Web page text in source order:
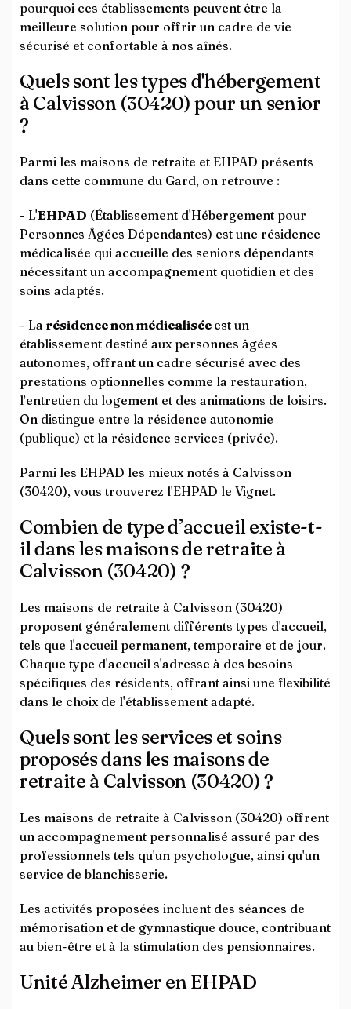
pourquoi ces établissements peuvent être la
meilleure solution pour offrir un cadre de vie
sécurisé et confortable à nos aînés.
Quels sont les types d'hébergement
à Calvisson (30420) pour un senior
?
Parmi les maisons de retraite et EHPAD présents
dans cette commune du Gard, on retrouve :
- L'EHPAD (Établissement d'Hébergement pour
Personnes Âgées Dépendantes) est une résidence
médicalisée qui accueille des seniors dépendants
nécessitant un accompagnement quotidien et des
soins adaptés.
- La résidence non médicalisée est un
établissement destiné aux personnes âgées
autonomes, offrant un cadre sécurisé avec des
prestations optionnelles comme la restauration,
l’entretien du logement et des animations de loisirs.
On distingue entre la résidence autonomie
(publique) et la résidence services (privée).
Parmi les EHPAD les mieux notés à Calvisson
(30420), vous trouverez l'EHPAD le Vignet.
Combien de type d’accueil existe-t-
il dans les maisons de retraite à
Calvisson (30420) ?
Les maisons de retraite à Calvisson (30420)
proposent généralement différents types d'accueil,
tels que l'accueil permanent, temporaire et de jour.
Chaque type d'accueil s'adresse à des besoins
spécifiques des résidents, offrant ainsi une flexibilité
dans le choix de l'établissement adapté.
Quels sont les services et soins
proposés dans les maisons de
retraite à Calvisson (30420) ?
Les maisons de retraite à Calvisson (30420) offrent
un accompagnement personnalisé assuré par des
professionnels tels qu'un psychologue, ainsi qu'un
service de blanchisserie.
Les activités proposées incluent des séances de
mémorisation et de gymnastique douce, contribuant
au bien-être et à la stimulation des pensionnaires.
Unité Alzheimer en EHPAD